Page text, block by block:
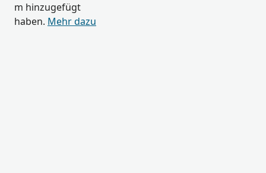
m hinzugefügt
haben. Mehr dazu